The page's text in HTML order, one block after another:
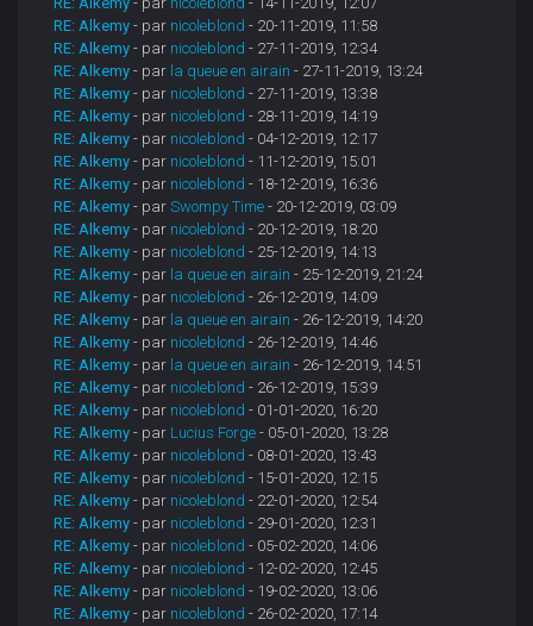
RE: Alkemy - par nicoleblond - 20-11-2019, 11:58
RE: Alkemy - par nicoleblond - 27-11-2019, 12:34
RE: Alkemy - par la queue en airain - 27-11-2019, 13:24
RE: Alkemy - par nicoleblond - 27-11-2019, 13:38
RE: Alkemy - par nicoleblond - 28-11-2019, 14:19
RE: Alkemy - par nicoleblond - 04-12-2019, 12:17
RE: Alkemy - par nicoleblond - 11-12-2019, 15:01
RE: Alkemy - par nicoleblond - 18-12-2019, 16:36
RE: Alkemy - parSwompy Time - 20-12-2019, 03:09
RE: Alkemy - par nicoleblond - 20-12-2019, 18:20
RE: Alkemy - par nicoleblond - 25-12-2019, 14:13
RE: Alkemy - par la queue en airain - 25-12-2019, 21:24
RE: Alkemy - par nicoleblond - 26-12-2019, 14:09
RE: Alkemy - par la queue en airain - 26-12-2019, 14:20
RE: Alkemy - par nicoleblond - 26-12-2019, 14:46
RE: Alkemy - par la queue en airain - 26-12-2019, 14:51
RE: Alkemy - par nicoleblond - 26-12-2019, 15:39
RE: Alkemy - par nicoleblond - 01-01-2020, 16:20
RE: Alkemy - par Lucius Forge - 05-01-2020, 13:28
RE: Alkemy - par nicoleblond - 08-01-2020, 13:43
RE: Alkemy - par nicoleblond - 15-01-2020, 12:15
RE: Alkemy - par nicoleblond - 22-01-2020, 12:54
RE: Alkemy - par nicoleblond - 29-01-2020, 12:31
RE: Alkemy - par nicoleblond - 05-02-2020, 14:06
RE: Alkemy - par nicoleblond - 12-02-2020, 12:45
RE: Alkemy - par nicoleblond - 19-02-2020, 13:06
RE: Alkemy - par nicoleblond - 26-02-2020, 17:14